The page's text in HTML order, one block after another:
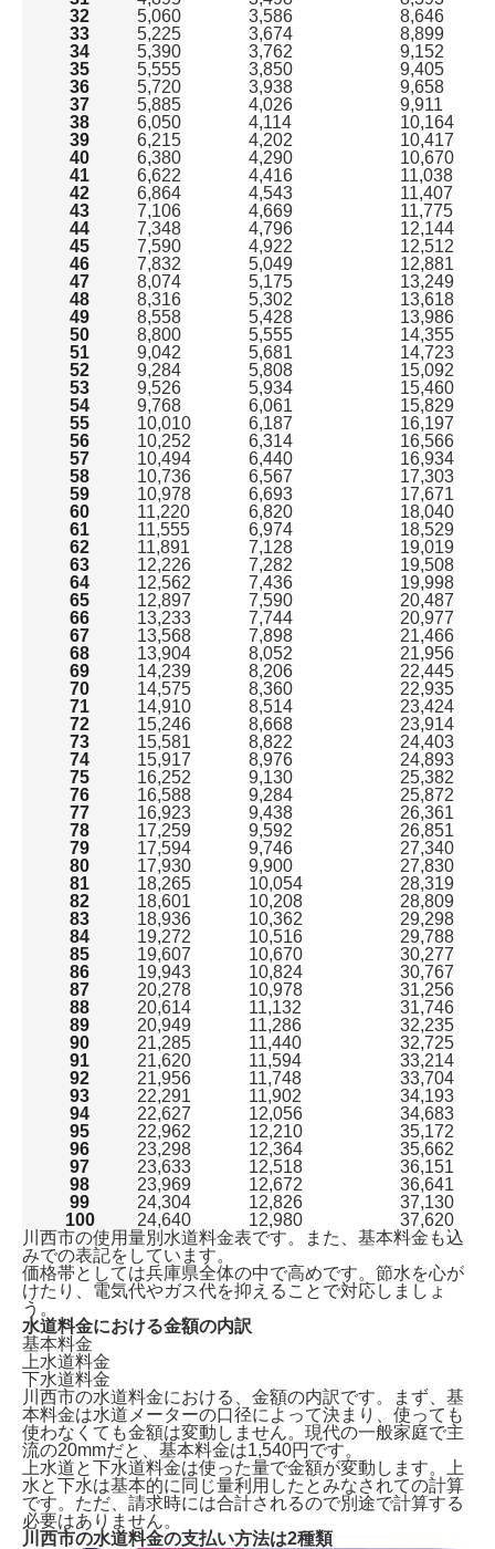
32
5,060 3,586
8,646
33
5,225 3,674
8,899
34
5,390 3,762
9,152
35
5,555 3,850
9,405
36
5,720 3,938
9,658
37
5,885 4,026
9,911
38
6,050 4,114
10,164
39
6,215 4,202
10,417
40
6,380 4,290
10,670
41
6,622 4,416
11,038
42
6,864 4,543
11,407
43
7,106 4,669
11,775
44
7,348 4,796
12,144
45
7,590 4,922
12,512
46
7,832 5,049
12,881
47
8,074 5,175
13,249
48
8,316 5,302
13,618
49
8,558 5,428
13,986
50
8,800 5,555
14,355
51
9,042 5,681
14,723
52
9,284 5,808
15,092
53
9,526 5,934
15,460
54
9,768 6,061
15,829
55
10,010 6,187
16,197
56
10,252 6,314
16,566
57
10,494 6,440
16,934
58
10,736 6,567
17,303
59
10,978 6,693
17,671
60
11,220 6,820
18,040
61
11,555 6,974
18,529
62
11,891 7,128
19,019
63
12,226 7,282
19,508
64
12,562 7,436
19,998
65
12,897 7,590
20,487
66
13,233 7,744
20,977
67
13,568 7,898
21,466
68
13,904 8,052
21,956
69
14,239 8,206
22,445
70
14,575 8,360
22,935
71
14,910 8,514
23,424
72
15,246 8,668
23,914
73
15,581 8,822
24,403
74
15,917 8,976
24,893
75
16,252 9,130
25,382
76
16,588 9,284
25,872
77
16,923 9,438
26,361
78
17,259 9,592
26,851
79
17,594 9,746
27,340
80
17,930 9,900
27,830
81
18,265 10,054
28,319
82
18,601 10,208
28,809
83
18,936 10,362
29,298
84
19,272 10,516
29,788
85
19,607 10,670
30,277
86
19,943 10,824
30,767
87
20,278 10,978
31,256
88
20,614 11,132
31,746
89
20,949 11,286
32,235
90
21,285 11,440
32,725
91
21,620 11,594
33,214
92
21,956 11,748
33,704
93
22,291 11,902
34,193
94
22,627 12,056
34,683
95
22,962 12,210
35,172
96
23,298 12,364
35,662
97
23,633 12,518
36,151
98
23,969 12,672
36,641
99
24,304 12,826
37,130
100
24,640 12,980
37,620
川西市の使用量別水道料金表です。また、基本料金も込
みでの表記をしています。
価格帯としては兵庫県全体の中で高めです。節水を心が
けたり、電気代やガス代を抑えることで対応しましょ
う。
水道料金における金額の内訳
基本料金
上水道料金
下水道料金
川西市の水道料金における、金額の内訳です。まず、基
本料金は水道メーターの口径によって決まり、使っても
使わなくても金額は変動しません。現代の一般家庭で主
流の20mmだと、基本料金は1,540円 です。
上水道と下水道料金は使った量で金額が変動します。上
水と下水は基本的に同じ量利用したとみなされての計算
です。ただ、請求時には合計されるので別途で計算する
必要はありません。
川西市の水道料金の支払い方法は2種類
川西市で水道を開栓する方法は2種類
ガスや電気も申し込むなら「全国水道サポートセンタ
ー」からがおすすめ！
川西市で水道手続きに必要な情報
川西市の水道料金一覧表
川西市の水道料金の支払い方法は2種類
水道に関する引越し後の注意点
よくある質問
まとめ｜川西市での水道手続き